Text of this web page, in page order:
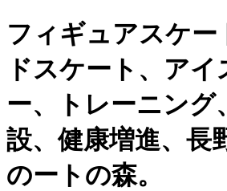
フィギュアスケー
ドスケート、ア
ー、トレーニング
設、健康増進、長
のートの森。